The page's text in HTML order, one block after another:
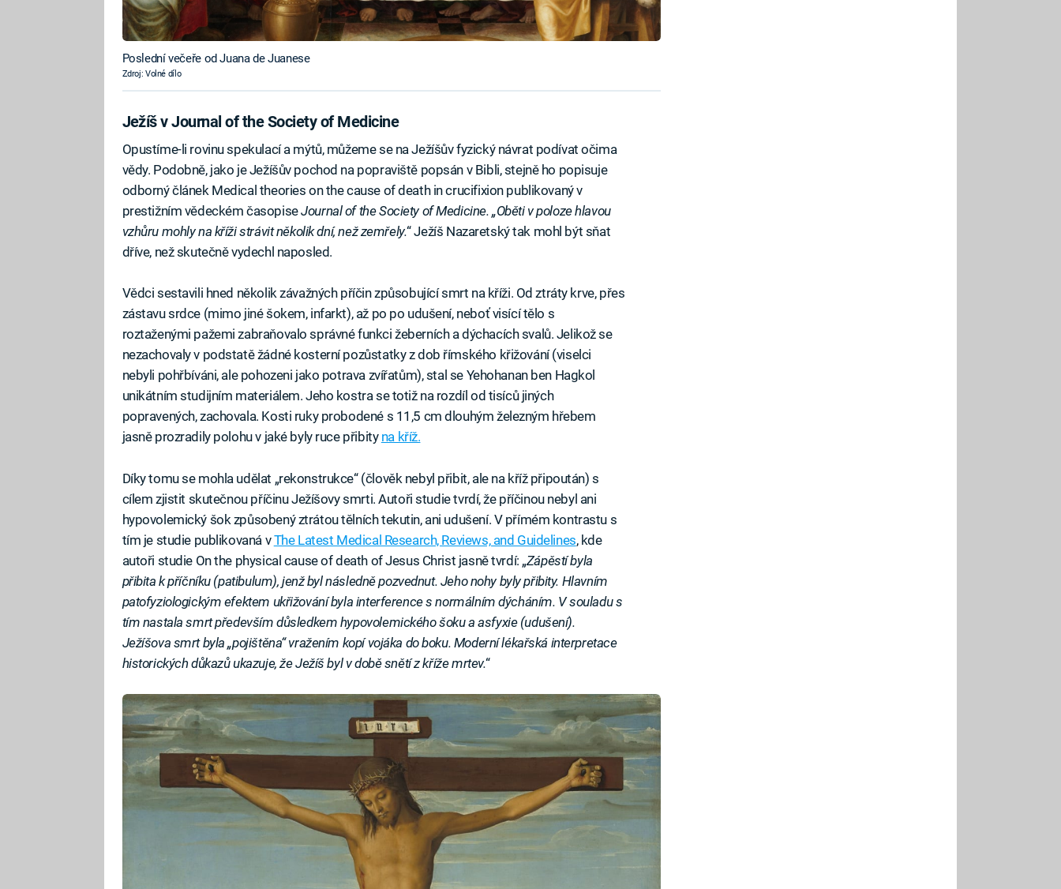
Poslední večeře od Juana de Juanese
Zdroj: Volné dílo
Ježíš v Journal of the Society of Medicine
Opustíme-li rovinu spekulací a mýtů, můžeme se na Ježíšův fyzický návrat podívat očima
vědy. Podobně, jako je Ježíšův pochod na popraviště popsán v Bibli, stejně ho popisuje
odborný článek Medical theories on the cause of death in crucifixion publikovaný v
prestižním vědeckém časopiseJournal of the Society of Medicine. „Oběti v poloze hlavou
vzhůru mohly na kříži strávit několik dní, než zemřely.“ Ježíš Nazaretský tak mohl být sňat
dříve, než skutečně vydechl naposled.
Vědci sestavili hned několik závažných příčin způsobující smrt na kříži. Od ztráty krve, přes
zástavu srdce (mimo jiné šokem, infarkt), až po po udušení, neboť visící tělo s
roztaženými pažemi zabraňovalo správné funkci žeberních a dýchacích svalů. Jelikož se
nezachovaly v podstatě žádné kosterní pozůstatky z dob římského křižování (viselci
nebyli pohřbíváni, ale pohozeni jako potrava zvířatům), stal se Yehohanan ben Hagkol
unikátním studijním materiálem. Jeho kostra se totiž na rozdíl od tisíců jiných
popravených, zachovala. Kosti ruky probodené s 11,5 cm dlouhým železným hřebem
jasně prozradily polohu v jaké byly ruce přibity na kříž.
Díky tomu se mohla udělat „rekonstrukce“ (člověk nebyl přibit, ale na kříž připoután) s
cílem zjistit skutečnou příčinu Ježíšovy smrti. Autoři studie tvrdí, že příčinou nebyl ani
hypovolemický šok způsobený ztrátou tělních tekutin, ani udušení. V přímém kontrastu s
tím je studie publikovaná vThe Latest Medical Research, Reviews, and Guidelines, kde
autoři studie On the physical cause of death of Jesus Christ jasně tvrdí: „Zápěstí byla
přibita k příčníku (patibulum), jenž byl následně pozvednut. Jeho nohy byly přibity. Hlavním
patofyziologickým efektem ukřižování byla interference s normálním dýcháním. V souladu s
tím nastala smrt především důsledkem hypovolemického šoku a asfyxie (udušení).
Ježíšova smrt byla „pojištěna“ vražením kopí vojáka do boku. Moderní lékařská interpretace
historických důkazů ukazuje, že Ježíš byl v době snětí z kříže mrtev.“